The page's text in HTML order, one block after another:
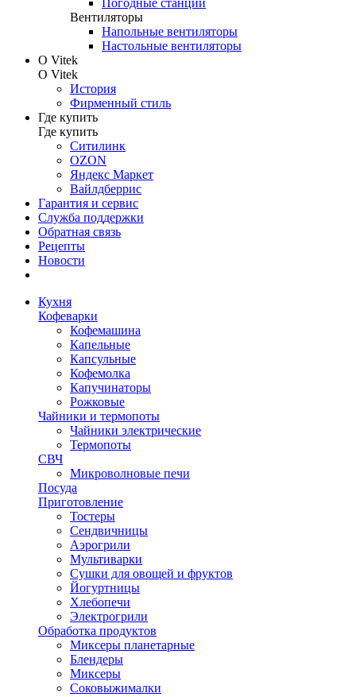
Погодные станции
Вентиляторы
Напольные вентиляторы
Настольные вентиляторы
О Vitek
О Vitek
История
Фирменный стиль
Где купить
Где купить
Ситилинк
OZON
Яндекс Маркет
Вайлдберрис
Гарантия и сервис
Служба поддержки
Обратная связь
Рецепты
Новости
Кухня
Кофеварки
Кофемашина
Капельные
Капсульные
Кофемолка
Капучинаторы
Рожковые
Чайники и термопоты
Чайники электрические
Термопоты
СВЧ
Микроволновые печи
Посуда
Приготовление
Тостеры
Сендвичницы
Аэрогрили
Мультиварки
Сушки для овощей и фруктов
Йогуртницы
Хлебопечи
Электрогрили
Обработка продуктов
Миксеры планетарные
Блендеры
Миксеры
Соковыжималки